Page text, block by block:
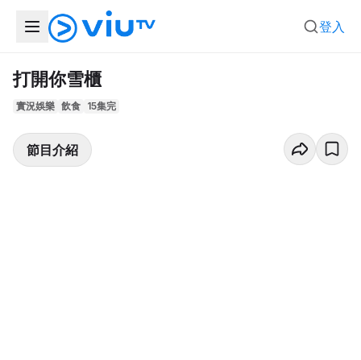
登入
打開你雪櫃
實況娛樂 飲食 15集完
節目介紹